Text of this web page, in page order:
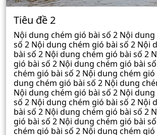
Tiêu đề 2
Nội dung chém gió bài số 2 Nội
số 2 Nội dung chém gió bài số 2 Nội
bài số 2 Nội dung chém gió bài số 2
gió bài số 2 Nội dung chém gió bài
chém gió bài số 2 Nội dung chém gió
dung chém gió bài số 2 Nội dung
Nội dung chém gió bài số 2 Nội
số 2 Nội dung chém gió bài số 2 Nội
bài số 2 Nội dung chém gió bài số 2
gió bài số 2 Nội dung chém gió bài
chém gió bài số 2 Nội dung chém gió